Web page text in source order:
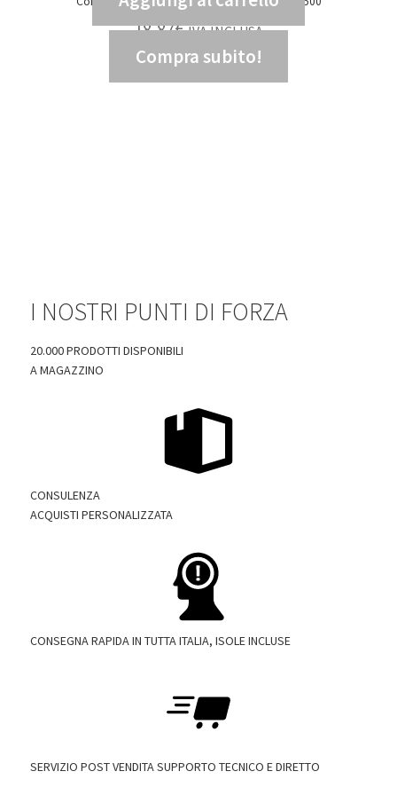
18,87€ IVA INCLUSA
15,47€ IVA ESCLUSA
Compra subito!
I NOSTRI PUNTI DI FORZA
20.000 PRODOTTI DISPONIBILI
A MAGAZZINO
CONSULENZA
ACQUISTI PERSONALIZZATA
CONSEGNA RAPIDA IN TUTTA ITALIA, ISOLE INCLUSE
SERVIZIO POST VENDITA SUPPORTO TECNICO E DIRETTO